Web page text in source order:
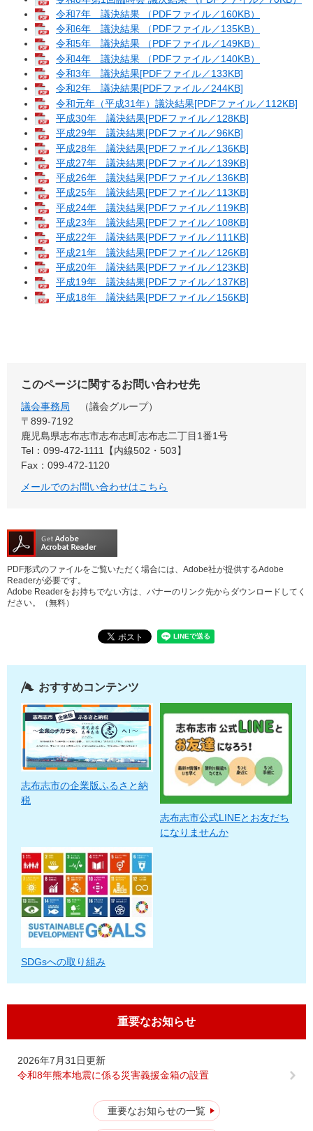
令和7年 議決結果 （PDFファイル／160KB）
令和6年 議決結果 （PDFファイル／135KB）
令和5年 議決結果 （PDFファイル／149KB）
令和4年 議決結果 （PDFファイル／140KB）
令和3年 議決結果[PDFファイル／133KB]
令和2年 議決結果[PDFファイル／244KB]
令和元年（平成31年）議決結果[PDFファイル／112KB]
平成30年 議決結果[PDFファイル／128KB]
平成29年 議決結果[PDFファイル／96KB]
平成28年 議決結果[PDFファイル／136KB]
平成27年 議決結果[PDFファイル／139KB]
平成26年 議決結果[PDFファイル／136KB]
平成25年 議決結果[PDFファイル／113KB]
平成24年 議決結果[PDFファイル／119KB]
平成23年 議決結果[PDFファイル／108KB]
平成22年 議決結果[PDFファイル／111KB]
平成21年 議決結果[PDFファイル／126KB]
平成20年 議決結果[PDFファイル／123KB]
平成19年 議決結果[PDFファイル／137KB]
平成18年 議決結果[PDFファイル／156KB]
このページに関するお問い合わせ先
議会事務局
議会グループ
〒899-7192
鹿児島県志布志市志布志町志布志二丁目1番1号
Tel：099-472-1111【内線502・503】
Fax：099-472-1120
メールでのお問い合わせはこちら
PDF形式のファイルをご覧いただく場合には、Adobe社が提供するAdobe
Readerが必要です。
Adobe Readerをお持ちでない方は、バナーのリンク先からダウンロードしてく
ださい。（無料）
おすすめコンテンツ
志布志市の企業版ふるさと納
税
志布志市公式LINEとお友だち
になりませんか
SDGsへの取り組み
重要なお知らせ
2026年7月31日更新
令和8年熊本地震に係る災害義援金箱の設置
重要なお知らせの一覧